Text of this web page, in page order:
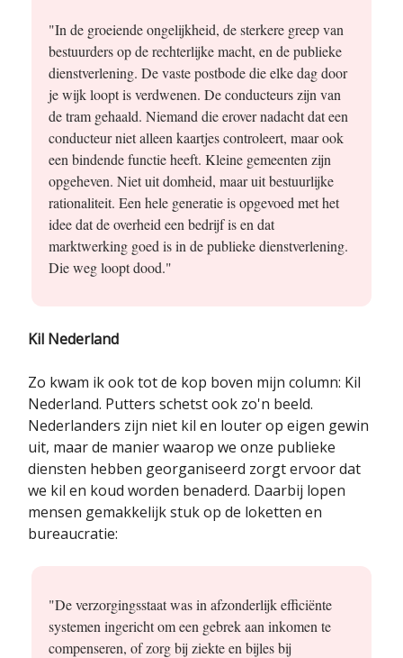
"In de groeiende ongelijkheid, de sterkere greep van
bestuurders op de rechterlijke macht, en de publieke
dienstverlening. De vaste postbode die elke dag door
je wijk loopt is verdwenen. De conducteurs zijn van
de tram gehaald. Niemand die erover nadacht dat een
conducteur niet alleen kaartjes controleert, maar ook
een bindende functie heeft. Kleine gemeenten zijn
opgeheven. Niet uit domheid, maar uit bestuurlijke
rationaliteit. Een hele generatie is opgevoed met het
idee dat de overheid een bedrijf is en dat
marktwerking goed is in de publieke dienstverlening.
Die weg loopt dood."
Kil Nederland
Zo kwam ik ook tot de kop boven mijn column: Kil
Nederland. Putters schetst ook zo'n beeld.
Nederlanders zijn niet kil en louter op eigen gewin
uit, maar de manier waarop we onze publieke
diensten hebben georganiseerd zorgt ervoor dat
we kil en koud worden benaderd. Daarbij lopen
mensen gemakkelijk stuk op de loketten en
bureaucratie:
"De verzorgingsstaat was in afzonderlijk efficiënte
systemen ingericht om een gebrek aan inkomen te
compenseren, of zorg bij ziekte en bijles bij